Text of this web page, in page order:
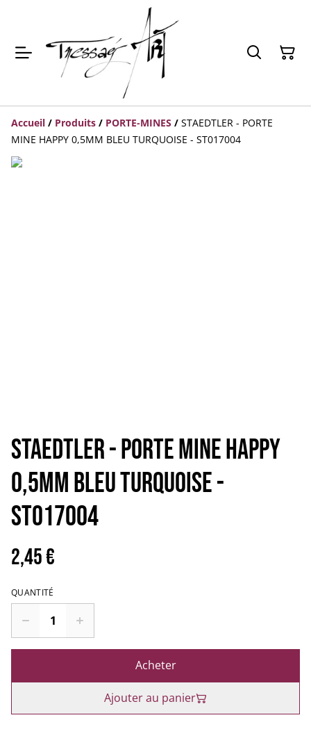
Accueil / Produits / PORTE-MINES / STAEDTLER - PORTE
MINE HAPPY 0,5MM BLEU TURQUOISE - ST017004
STAEDTLER - PORTE MINE HAPPY
0,5MM BLEU TURQUOISE -
ST017004
2,45 €
QUANTITÉ
Acheter
Ajouter au panier